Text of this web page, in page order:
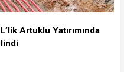
Artuklu Yatırımında